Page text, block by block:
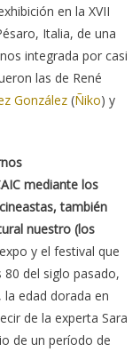
en la XVII
Italia, de una
integrada por casi
las de René
González(Ñiko) y
mediante los
también
nuestro (los
y el festival que
del siglo pasado,
edad dorada en
de la experta Sara
de un período de